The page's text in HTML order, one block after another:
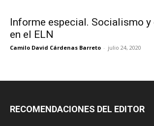
Informe especial. Socialismo
en el ELN
Camilo David Cárdenas Barreto - julio 24, 2020
RECOMENDACIONES DEL EDITOR